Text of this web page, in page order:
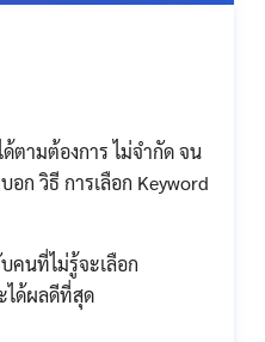
ตามต้องการ ไม่จำกัด จน
ก วิธี การเลือก Keyword
คนที่ไม่รู้จะเลือก
ได้ผลดีที่สุด